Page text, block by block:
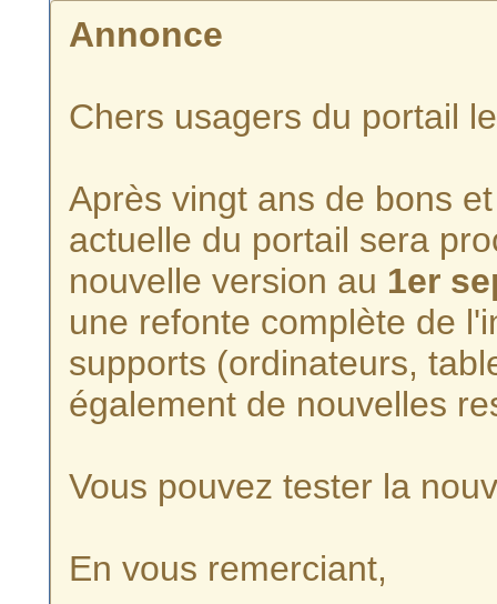
Annonce
Chers usagers du portail
Après vingt ans de bons
actuelle du portail sera
nouvelle version au 1er
une refonte complète de
supports (ordinateurs,
également de nouvelles
Vous pouvez tester la
En vous remerciant,